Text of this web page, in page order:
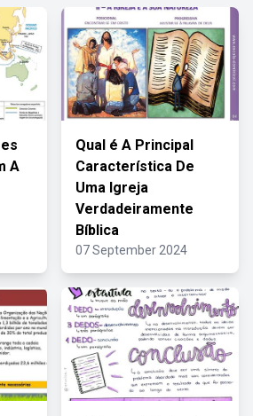
A
Qual é A Principal
Característica De
Uma Igreja
Verdadeiramente
Bíblica
07 September 2024